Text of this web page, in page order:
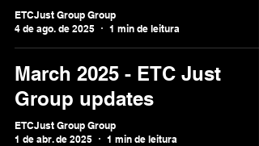
ETCJust Group Group
4 de ago. de 2025
1 min de leitura
March 2025 - ETC Just
Group updates
ETCJust Group Group
1 de abr. de 2025
1 min de leitura